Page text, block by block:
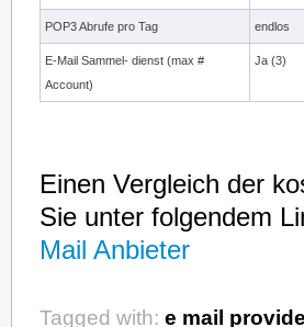
POP3 Abrufe pro Tag endlos
E-Mail Sammel- dienst (max #
Account)
Ja (3)
Einen Vergleich der
Sie unter folgendem
Mail Anbieter
Tagged with: e mail